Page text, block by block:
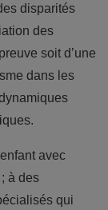
disparités
des
soit d’une
dans les
avec
à des
qui